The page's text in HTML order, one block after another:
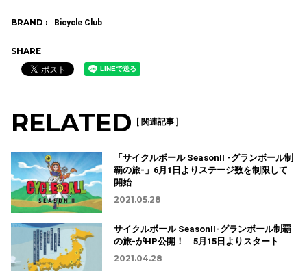
BRAND : Bicycle Club
SHARE
RELATED [ 関連記事 ]
「サイクルボール SeasonII -グランボール制
覇の旅-」6月1日よりステージ数を制限して
開始
2021.05.28
サイクルボール SeasonII-グランボール制覇
の旅-がHP公開！ 5月15日よりスタート
2021.04.28